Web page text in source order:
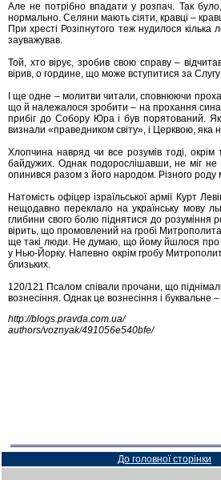
Але не потрібно впадати у розпач. Так
нормально. Селяни мають сіяти, кравці –
При хресті Розіпнутого теж нудилося
зауважував.
Той, хто вірує, зробив свою справу –
вірив, о гордине, що може вступитися за
І ще одне – молитви читали, сповнюючи
що й належалося зробити – на прохання сина
прибіг до Собору Юра і був порятований.
визнали «праведником світу», і Церквою,
Хлопчина навряд чи все розумів тоді,
байдужих. Однак подорослішавши, не міг не
опинився разом з його народом. Різного роду
Натомість офіцер ізраїльської армії Курт
нещодавно переклало на українську мову
глибини свого болю піднятися до розуміння
вірить, що промовлений на гробі
ще такі люди. Не думаю, що йому йшлося про
у Нью-Йорку. Напевно окрім гробу
близьких.
120/121 Псалом співали прочани, що
вознесіння. Однак це вознесіння і буквальне
http://blogs.pravda.com.ua/
authors/voznyak/491056e540bfe/
До головної сторінки